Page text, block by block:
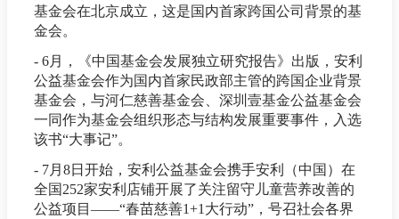
基金会在北京成立，这是国内首家跨国公司背景的基
金会。
- 6月，《中国基金会发展独立研究报告》出版，安利
公益基金会作为国内首家民政部主管的跨国企业背景
基金会，与河仁慈善基金会、深圳壹基金公益基金会
一同作为基金会组织形态与结构发展重要事件，入选
该书“大事记”。
- 7月8日开始，安利公益基金会携手安利（中国）在
全国252家安利店铺开展了关注留守儿童营养改善的
公益项目——“春苗慈善1+1大行动”，号召社会各界